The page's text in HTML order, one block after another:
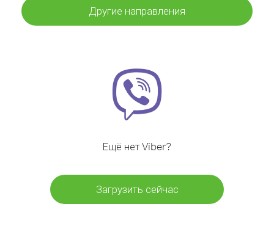
Другие направления
Ещё нет Viber?
Загрузить сейчас